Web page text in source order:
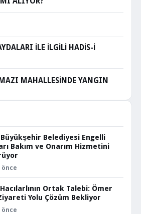
İLE İLGİLİ HADİS-İ
MAHALLESİNDE YANGIN
Belediyesi Engelli
Bakım ve Onarım Hizmetini
Ortak Talebi: Ömer
Yolu Çözüm Bekliyor